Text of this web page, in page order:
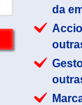
da